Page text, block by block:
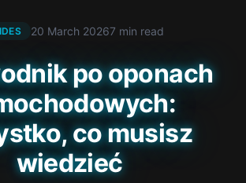
20 March 20267 min read
po oponach
co musisz
wiedzieć